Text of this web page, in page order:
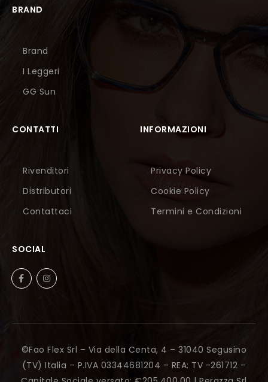
BRAND
Brand
I Leggeri
GG Sun
CONTATTI
Rivenditori
Distributori
Contattaci
INFORMAZIONI
Privacy Policy
Cookie Policy
Termini e Condizioni
SOCIAL
©Fao Flex Srl – Via della Centa, 4 – 31040 Segusino
(TV) Italia – P.IVA 03344681204 – REA: TV -261712 –